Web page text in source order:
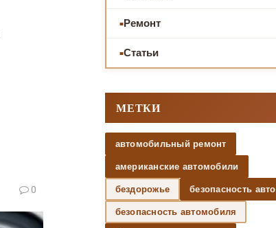
0
Ремонт
Статьи
МЕТКИ
автомобильный ремонт
американские автомобили
бездорожье безопасность авто
безопасность автомобиля